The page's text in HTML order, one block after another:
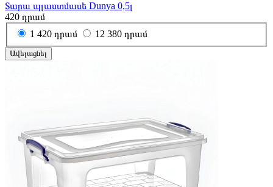
Տարա պլաստմասե Dunya 0,5լ
420 դրամ
1 420 դրամ 12 380 դրամ
Ավելացնել